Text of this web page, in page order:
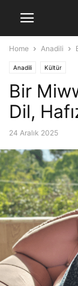
Home Anadili
Anadili Kültür
Bir
Dil,
24 Aralık 2025